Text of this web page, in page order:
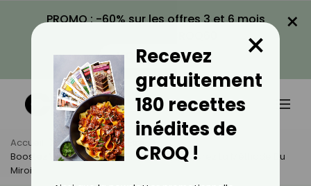
PROMO : -60% sur les offres 3 et 6 mois
VOIR LA PROMO
×
Accueil Actus
Bien-Être
Boostez Votre Confiance En Vous : Découvrez La Méthode Du
Miroir
Recevez
gratuitement
180 recettes
inédites de
CROQ !
×